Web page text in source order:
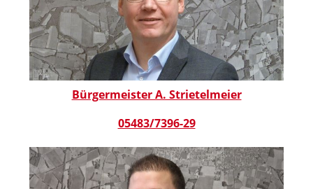
Bürgermeister A. Strietelmeier
05483/7396-29